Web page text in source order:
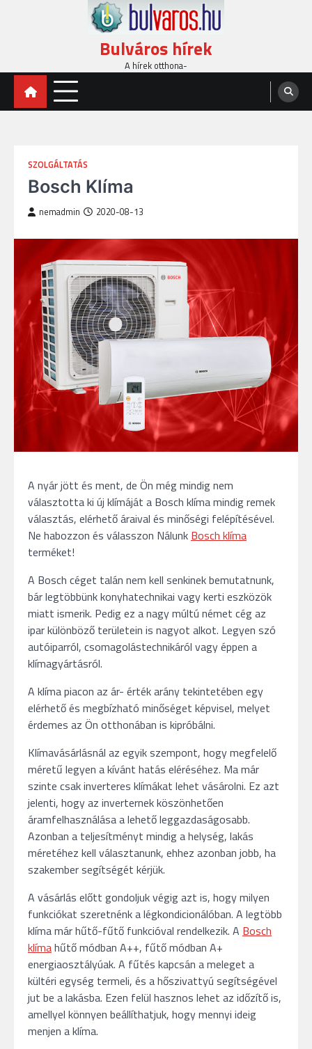
Bulváros hírek
A hírek otthona-
SZOLGÁLTATÁS
Bosch Klíma
nemadmin 2020-08-13
A nyár jött és ment, de Ön még mindig nem
választotta ki új klímáját a Bosch klíma mindig remek
választás, elérhető áraival és minőségi felépítésével.
Ne habozzon és válasszon Nálunk Bosch klíma
terméket!
A Bosch céget talán nem kell senkinek bemutatnunk,
bár legtöbbünk konyhatechnikai vagy kerti eszközök
miatt ismerik. Pedig ez a nagy múltú német cég az
ipar különböző területein is nagyot alkot. Legyen szó
autóiparról, csomagolástechnikáról vagy éppen a
klímagyártásról.
A klíma piacon az ár- érték arány tekintetében egy
elérhető és megbízható minőséget képvisel, melyet
érdemes az Ön otthonában is kipróbálni.
Klímavásárlásnál az egyik szempont, hogy megfelelő
méretű legyen a kívánt hatás eléréséhez. Ma már
szinte csak inverteres klímákat lehet vásárolni. Ez azt
jelenti, hogy az inverternek köszönhetően
áramfelhasználása a lehető leggazdaságosabb.
Azonban a teljesítményt mindig a helység, lakás
méretéhez kell választanunk, ehhez azonban jobb, ha
szakember segítségét kérjük.
A vásárlás előtt gondoljuk végig azt is, hogy milyen
funkciókat szeretnénk a légkondicionálóban. A legtöbb
klíma már hűtő-fűtő funkcióval rendelkezik. A Bosch
klímahűtő módban A++, fűtő módban A+
energiaosztályúak. A fűtés kapcsán a meleget a
kültéri egység termeli, és a hőszivattyú segítségével
jut be a lakásba. Ezen felül hasznos lehet az időzítő is,
amellyel könnyen beállíthatjuk, hogy mennyi ideig
menjen a klíma.